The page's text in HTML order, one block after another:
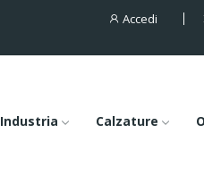
Accedi
Industria Calzature